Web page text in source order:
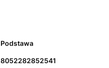
Podstawa
8052282852541